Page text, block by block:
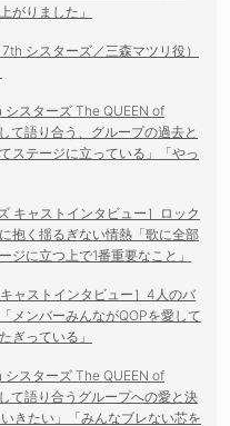
がりました」
シスターズ／三森マツリ役）
スターズ The QUEEN of
て語り合う、グループの過去と
ステージに立っている」「やっ
キャストインタビュー］ロック
抱く揺るぎない情熱「歌に全部
ジに立つ上で1番重要なこと」
ャストインタビュー］4人のバ
メンバーみんながQOPを愛して
ぎっている」
スターズ The QUEEN of
て語り合うグループへの愛と決
きたい」「みんなブレない芯を